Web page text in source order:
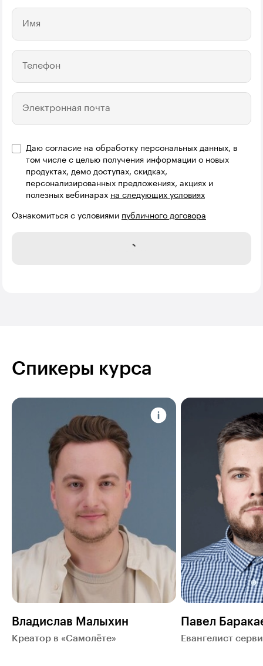
Имя
Телефон
Электронная почта
Даю согласие на обработку персональных данных, в
том числе с целью получения информации о новых
продуктах, демо доступах, скидках,
персонализированных предложениях, акциях и
полезных вебинарах на следующих условиях
Ознакомиться с условиями публичного договора
Отправить
Спикеры курса
Владислав Малыхин
Креатор в «Самолёте»
Павел
Евангелист